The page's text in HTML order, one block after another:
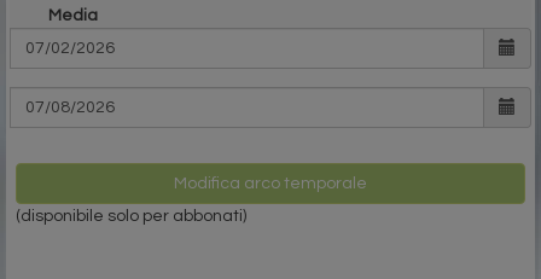
Media
Modifica arco temporale
(disponibile solo per abbonati)